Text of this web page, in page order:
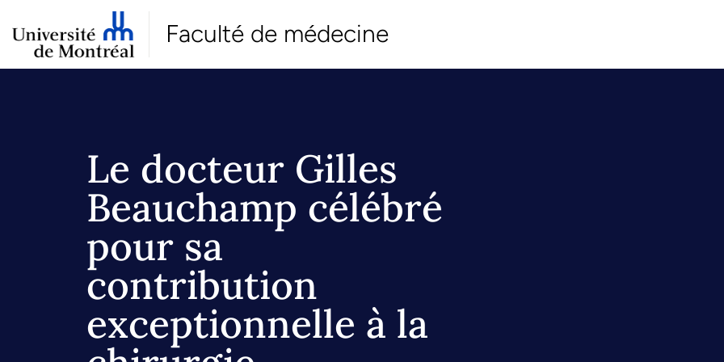
Faculté de médecine
Le docteur Gilles
Beauchamp célébré
pour sa
contribution
exceptionnelle à la